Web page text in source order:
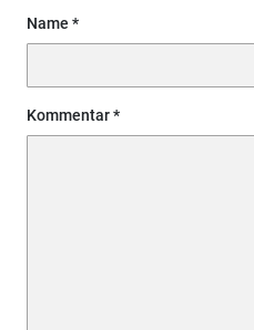
Name
Kommentar